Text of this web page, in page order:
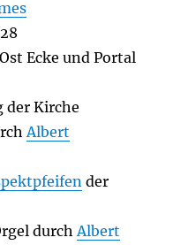
Ecke und Portal
der Kirche
Albert
der
durch Albert